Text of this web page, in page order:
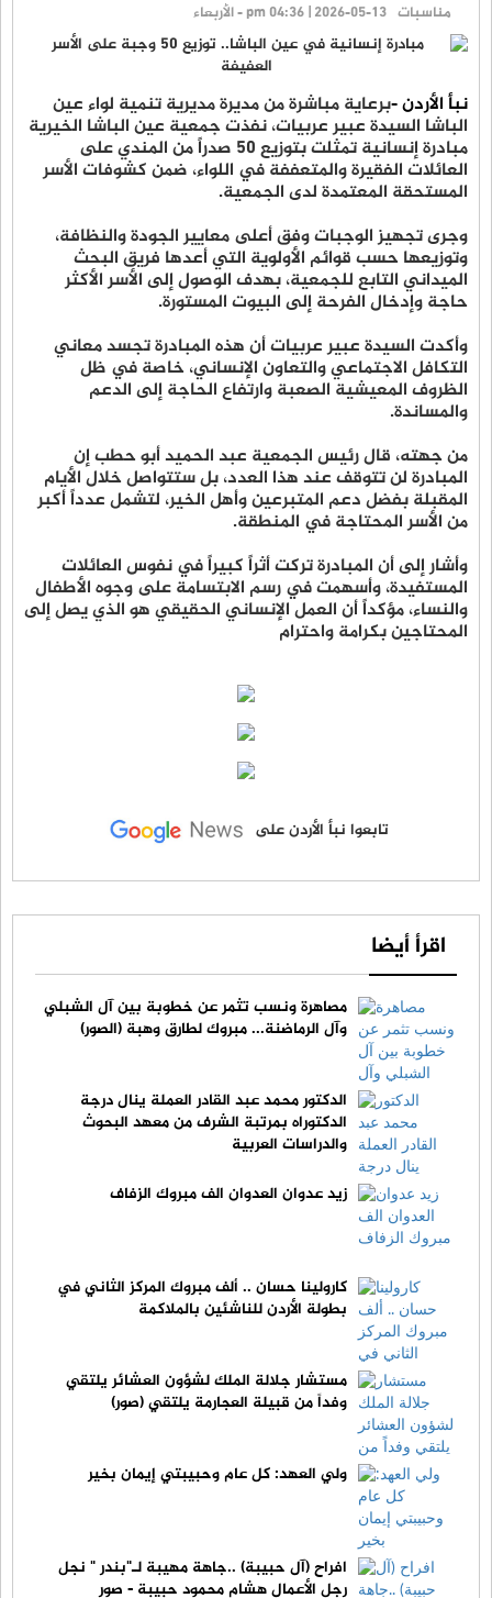
مناسبات pm 04:36 | 2026-05-13 - الأربعاء
نبأ الأردن -برعاية مباشرة من مديرة مديرية تنمية لواء عين
الباشا السيدة عبير عربيات، نفذت جمعية عين الباشا الخيرية
مبادرة إنسانية تمثلت بتوزيع 50 صدراً من المندي على
العائلات الفقيرة والمتعففة في اللواء، ضمن كشوفات الأسر
المستحقة المعتمدة لدى الجمعية.
وجرى تجهيز الوجبات وفق أعلى معايير الجودة والنظافة،
وتوزيعها حسب قوائم الأولوية التي أعدها فريق البحث
الميداني التابع للجمعية، بهدف الوصول إلى الأسر الأكثر
حاجة وإدخال الفرحة إلى البيوت المستورة.
وأكدت السيدة عبير عربيات أن هذه المبادرة تجسد معاني
التكافل الاجتماعي والتعاون الإنساني، خاصة في ظل
الظروف المعيشية الصعبة وارتفاع الحاجة إلى الدعم
والمساندة.
من جهته، قال رئيس الجمعية عبد الحميد أبو حطب إن
المبادرة لن تتوقف عند هذا العدد، بل ستتواصل خلال الأيام
المقبلة بفضل دعم المتبرعين وأهل الخير، لتشمل عدداً أكبر
من الأسر المحتاجة في المنطقة.
وأشار إلى أن المبادرة تركت أثراً كبيراً في نفوس العائلات
المستفيدة، وأسهمت في رسم الابتسامة على وجوه الأطفال
والنساء، مؤكداً أن العمل الإنساني الحقيقي هو الذي يصل إلى
المحتاجين بكرامة واحترام
تابعوا نبأ الأردن على
اقرأ أيضا
مصاهرة ونسب تثمر عن خطوبة بين آل الشبلي
وآل الرماضنة... مبروك لطارق وهبة (الصور)
الدكتور محمد عبد القادر العملة ينال درجة
الدكتوراه بمرتبة الشرف من معهد البحوث
والدراسات العربية
زيد عدوان العدوان الف مبروك الزفاف
كارولينا حسان .. ألف مبروك المركز الثاني في
بطولة الأردن للناشئين بالملاكمة
مستشار جلالة الملك لشؤون العشائر يلتقي
وفداً من قبيلة العجارمة يلتقي (صور)
ولي العهد: كل عام وحبيبتي إيمان بخير
افراح (آل حبيبة) ..جاهة مهيبة لـ"بندر " نجل
رجل الأعمال هشام محمود حبيبة - صور